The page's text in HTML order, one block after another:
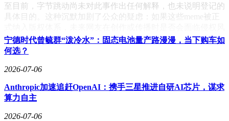
至目前，字节跳动尚未对此事作出任何解释，也未说明登记的
具体目的。这种沉默加剧了公众的疑虑：如果这些meme被正
险？甚至，当多个企业为同一梗登记著作权时，版权归属的争
议将如何解决？
互联网文化的生命力在于其开放性与共创性。从“哈基
性，而是源于网友的接力改编与集体参与。如果企业开始大规
模将这类文化产物纳入版权体系，互联网的自由创作氛围可能
宁德时代曾毓群“泼冷水”：固态电池量产路漫漫，当下购车如
何选？
2026-07-06
Anthropic加速追赶OpenAI：携手三星推进自研AI芯片，谋求
算力自主
2026-07-06